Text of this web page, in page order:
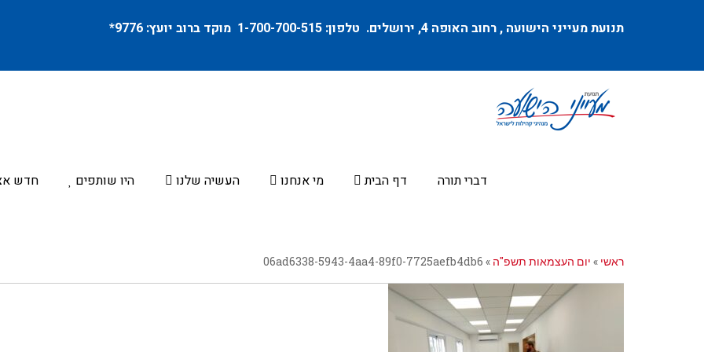
תנועת מעייני הישועה ,רחוב האופה 4 , ירושלים. טלפון: מוקד ברוב יועץ: 9776
*
דברי תורה דף הבית מי אנחנו העשיה שלנו היו שותפים חדש
ראשי » יום העצמאות תשפ"ה »
06ad6338-5943-4aa4-89f0-7725aefb4db6